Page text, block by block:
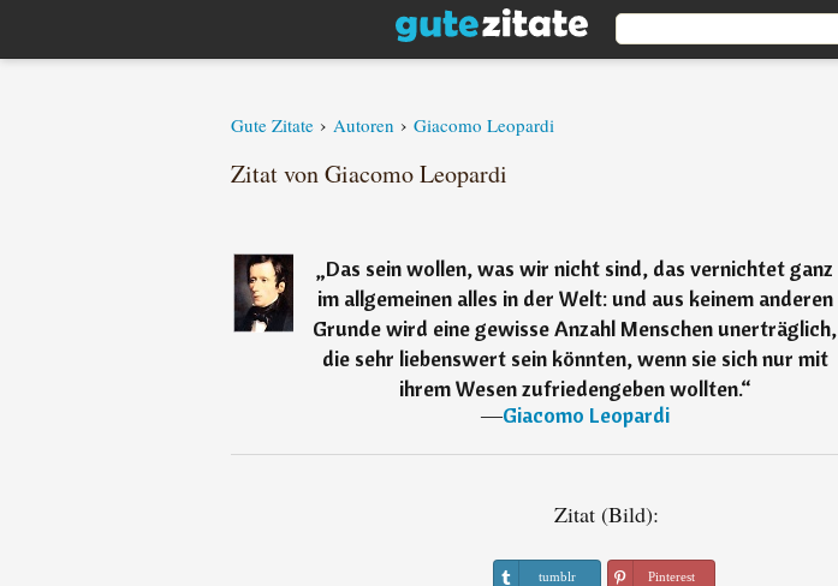
Gute Zitate › Autoren › Giacomo Leopardi
Zitat von Giacomo Leopardi
„Das sein wollen, was wir nicht sind, das vernichtet ganz
im allgemeinen alles in der Welt: und aus keinem anderen
Grunde wird eine gewisse Anzahl Menschen unerträglich,
die sehr liebenswert sein könnten, wenn sie sich nur mit
ihrem Wesen zufriedengeben wollten.“
―Giacomo Leopardi
Zitat (Bild):
tumblr Pinterest